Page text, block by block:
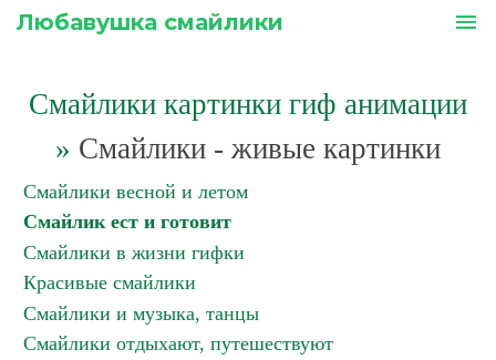
Любавушка смайлики menu
Смайлики картинки гиф анимации
» Смайлики - живые картинки
Смайлики весной и летом
Смайлик ест и готовит
Смайлики в жизни гифки
Красивые смайлики
Смайлики и музыка, танцы
Смайлики отдыхают, путешествуют